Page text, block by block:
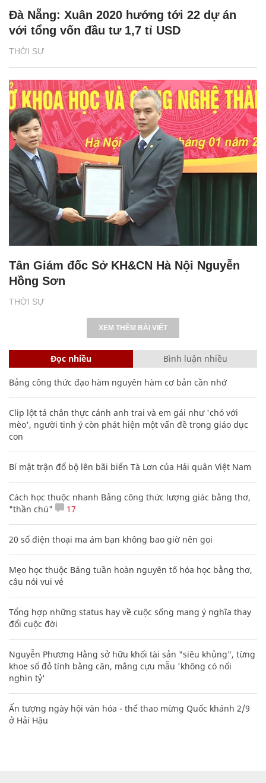
THỜI SỰ
Đà Nẵng: Xuân 2020 hướng tới 22 dự án
với tổng vốn đầu tư 1,7 tỉ USD
THỜI SỰ
Tân Giám đốc Sở KH&CN Hà Nội Nguyễn
Hồng Sơn
XEM THÊM BÀI VIẾT
Đọc nhiều Bình luận nhiều
Bảng công thức đạo hàm nguyên hàm cơ bản cần nhớ
Clip lột tả chân thực cảnh anh trai và em gái như 'chó với
mèo', người tinh ý còn phát hiện một vấn đề trong giáo dục
con
Bí mật trận đổ bộ lên bãi biển Tà Lơn của Hải quân Việt Nam
Cách học thuộc nhanh Bảng công thức lượng giác bằng thơ,
"thần chú"
17
20 số điện thoại ma ám bạn không bao giờ nên gọi
Mẹo học thuộc Bảng tuần hoàn nguyên tố hóa học bằng thơ,
câu nói vui vẻ
Tổng hợp những status hay về cuộc sống mang ý nghĩa thay
đổi cuộc đời
Nguyễn Phương Hằng sở hữu khối tài sản "siêu khủng", từng
khoe sổ đỏ tính bằng cân, mắng cựu mẫu 'không có nổi
nghìn tỷ'
Ấn tượng ngày hội văn hóa - thể thao mừng Quốc khánh 2/9
ở Hải Hậu